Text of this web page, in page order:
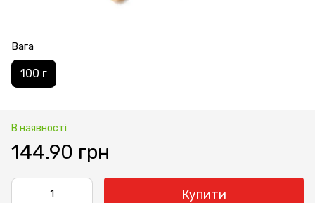
Вага
100 г
В наявності
144.90 грн
Купити